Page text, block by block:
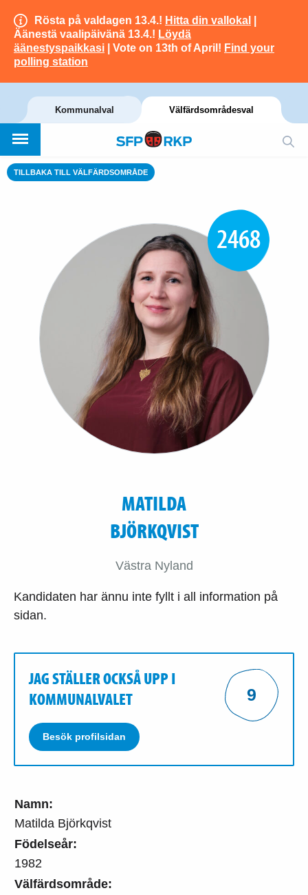
Rösta på valdagen 13.4.! Hitta din vallokal
Äänestä vaalipäivänä 13.4.! Löydä
äänestyspaikkasi | Vote on 13th of April! Find your
polling station
Kommunalval Välfärdsområdesval
TILLBAKA TILL VÄLFÄRDSOMRÅDE
Namn:
Matilda Björkqvist
Födelseår:
1982
Välfärdsområde:
2468
MATILDA
BJÖRKQVIST
Västra Nyland
Kandidaten har ännu inte fyllt i all information på
sidan.
JAG STÄLLER OCKSÅ UPP I
KOMMUNALVALET
Besök profilsidan
9